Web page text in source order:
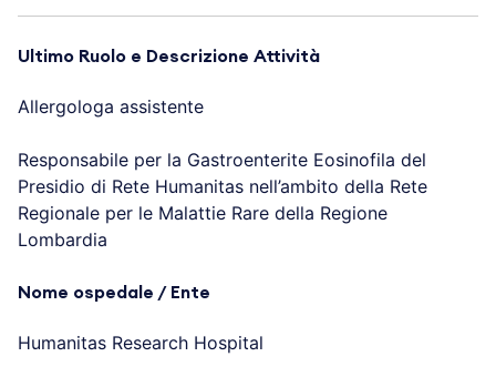
Ultimo Ruolo e Descrizione Attività
Allergologa assistente
Responsabile per la Gastroenterite Eosinofila del
Presidio di Rete Humanitas nell’ambito della Rete
Regionale per le Malattie Rare della Regione
Lombardia
Nome ospedale / Ente
Humanitas Research Hospital